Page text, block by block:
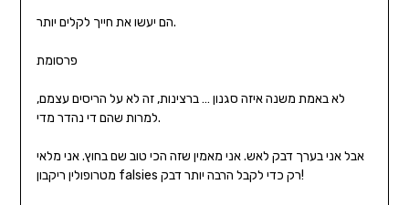
הם יעשו את חייך לקלים יותר.
פרסומת
לא באמת משנה איזה סגנון … ברצינות, זה לא על הריסים עצמם,
למרות שהם די נהדר מדי.
אבל אני בערך דבק לאש. אני מאמין שזה הכי טוב שם בחוץ. אני מלאי
מטרופולין ריקבון falsies רק כדי לקבל הרבה יותר דבק!